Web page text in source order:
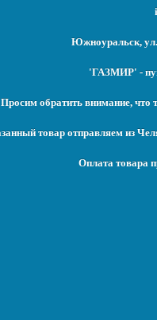
Южноуральск,
'ГАЗМИР' -
Просим обратить внимание, что
товар отправляем из
Оплата товара